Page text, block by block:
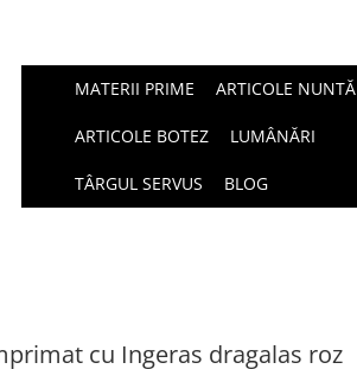
MATERII PRIME ARTICOLE NUNTĂ
ARTICOLE BOTEZ LUMÂNĂRI
TÂRGUL SERVUS BLOG
cu Ingeras dragalas roz